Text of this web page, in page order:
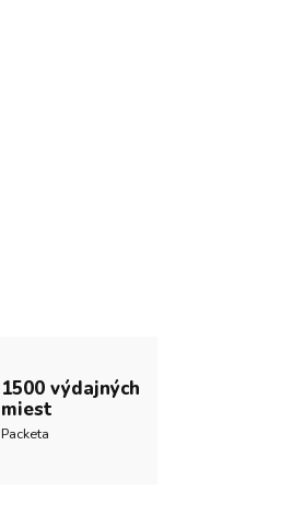
1500 výdajných
miest
Packeta